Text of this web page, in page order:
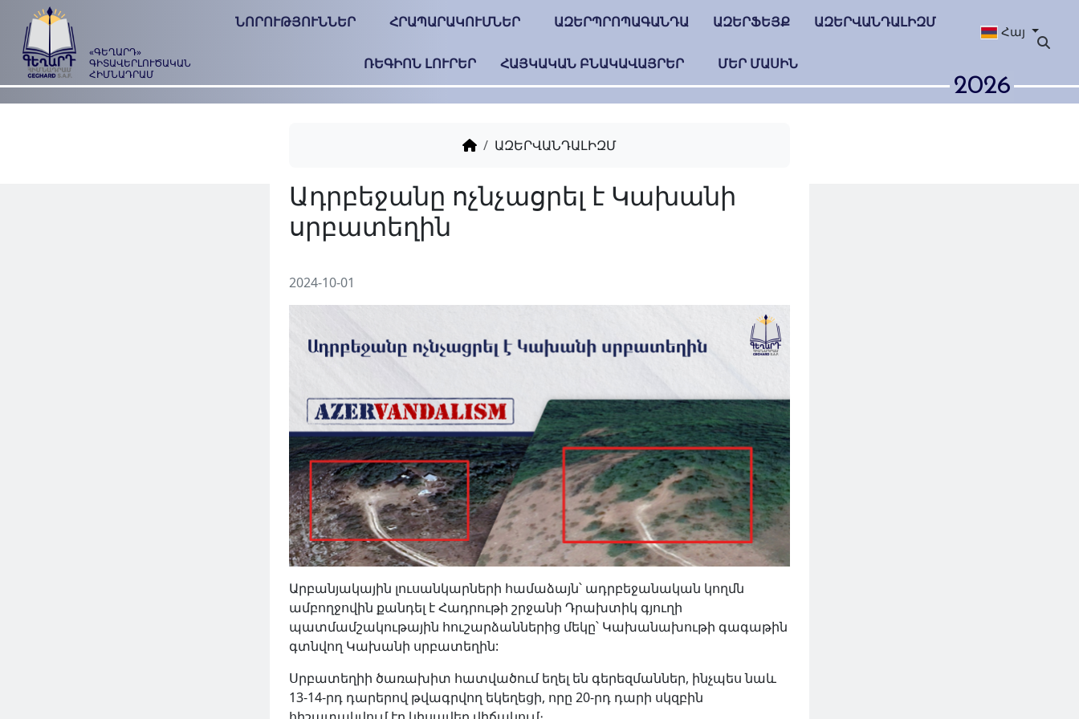
«ԳԵՂԱՐԴ»
ԳԻՏԱՎԵՐԼՈՒԾԱԿԱՆ
ՀԻՄՆԱԴՐԱՄ
ՆՈՐՈՒԹՅՈՒՆՆԵՐ ՀՐԱՊԱՐԱԿՈՒՄՆԵՐ ԱԶԵՐՊՐՈՊԱԳԱՆԴԱ ԱԶԵՐՖԵՅՔ ԱԶԵՐՎԱՆԴԱԼԻԶՄ
ՌԵԳԻՈՆ ԼՈՒՐԵՐ ՀԱՅԿԱԿԱՆ ԲՆԱԿԱՎԱՅՐԵՐ ՄԵՐ ՄԱՍԻՆ
Հայ
2026
ԱԶԵՐՎԱՆԴԱԼԻԶՄ
Ադրբեջանը ոչնչացրել է Կախանի
2024-10-01
Արբանյակային լուսանկարների համաձայն՝ ադրբեջանական կողմն
ամբողջովին քանդել է Հադրութի շրջանի Դրախտիկ գյուղի
պատմամշակութային հուշարձաններից մեկը՝ Կախանախութի գագաթին
գտնվող Կախանի սրբատեղին:
Սրբատեղիի ծառախիտ հատվածում եղել են գերեզմաններ, ինչպես նաև
13-14-րդ դարերով թվագրվող եկեղեցի, որը 20-րդ դարի սկզբին